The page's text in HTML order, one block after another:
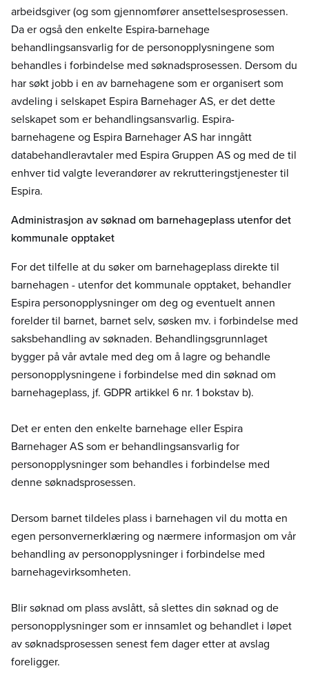
arbeidsgiver (og som gjennomfører ansettelsesprosessen.
Da er også den enkelte Espira-barnehage
behandlingsansvarlig for de personopplysningene som
behandles i forbindelse med søknadsprosessen. Dersom du
har søkt jobb i en av barnehagene som er organisert som
avdeling i selskapet Espira Barnehager AS, er det dette
selskapet som er behandlingsansvarlig. Espira-
barnehagene og Espira Barnehager AS har inngått
databehandleravtaler med Espira Gruppen AS og med de til
enhver tid valgte leverandører av rekrutteringstjenester til
Espira.
Administrasjon av søknad om barnehageplass utenfor det
kommunale opptaket
For det tilfelle at du søker om barnehageplass direkte til
barnehagen - utenfor det kommunale opptaket, behandler
Espira personopplysninger om deg og eventuelt annen
forelder til barnet, barnet selv, søsken mv. i forbindelse med
saksbehandling av søknaden. Behandlingsgrunnlaget
bygger på vår avtale med deg om å lagre og behandle
personopplysningene i forbindelse med din søknad om
barnehageplass, jf. GDPR artikkel 6 nr. 1 bokstav b).
Det er enten den enkelte barnehage eller Espira
Barnehager AS som er behandlingsansvarlig for
personopplysninger som behandles i forbindelse med
denne søknadsprosessen.
Dersom barnet tildeles plass i barnehagen vil du motta en
egen personvernerklæring og nærmere informasjon om vår
behandling av personopplysninger i forbindelse med
barnehagevirksomheten.
Blir søknad om plass avslått, så slettes din søknad og de
personopplysninger som er innsamlet og behandlet i løpet
av søknadsprosessen senest fem dager etter at avslag
foreligger.